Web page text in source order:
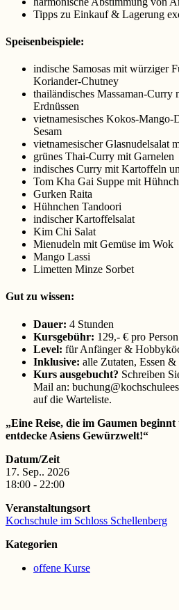
Tipps zu Einkauf & Lagerung
Speisenbeispiele:
indische Samosas mit würziger
Koriander-Chutney
thailändisches Massaman-
Erdnüssen
vietnamesisches Kokos-Mango-
Sesam
vietnamesischer Glasnudelsalat
grünes Thai-Curry mit Garnelen
indisches Curry mit Kartoffeln
Tom Kha Gai Suppe mit
Gurken Raita
Hühnchen Tandoori
indischer Kartoffelsalat
Kim Chi Salat
Mienudeln mit Gemüse im Wok
Mango Lassi
Limetten Minze Sorbet
Gut zu wissen:
Dauer: 4 Stunden
Kursgebühr: 129,- € pro Person
Level: für Anfänger &
Inklusive: alle Zutaten, Essen
Kurs ausgebucht? Schreiben
Mail an:
auf die Warteliste.
„Eine Reise, die im Gaumen
entdecke Asiens Gewürzwelt!“
Datum/Zeit
17. Sep.. 2026
18:00 - 22:00
Veranstaltungsort
Kochschule im Schloss Schellenberg
Kategorien
offene Kurse